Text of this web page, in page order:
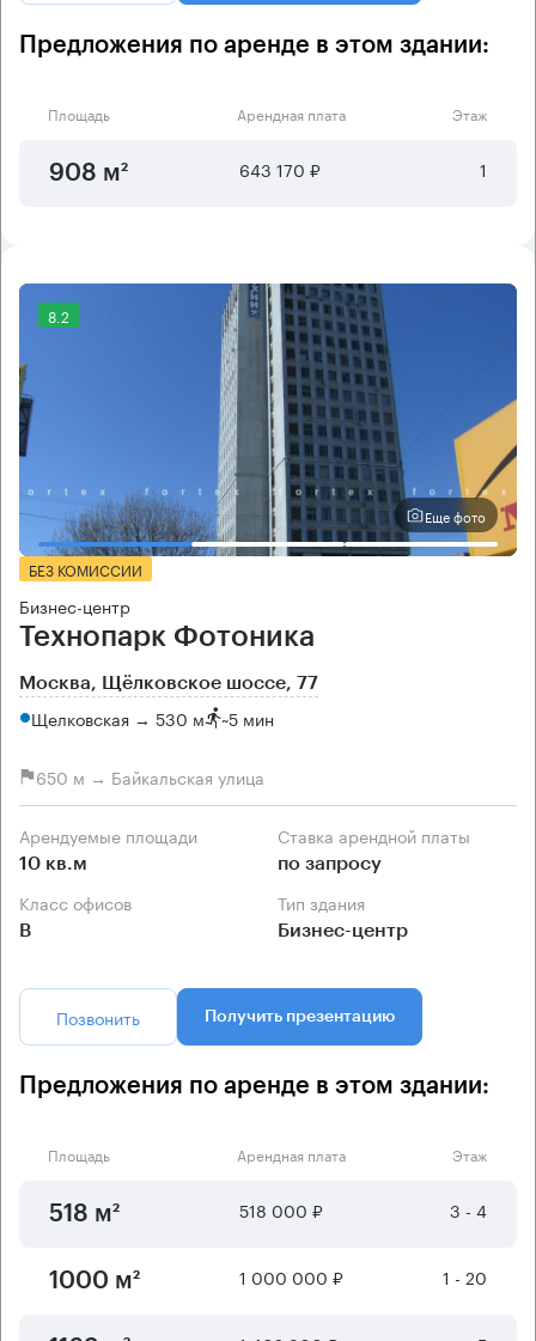
Предложения по аренде в этом здании:
Площадь Арендная плата Этаж
908 м² 643 170 ₽ 1
8.2
Еще фото
БЕЗ КОМИССИИ
Бизнес-центр
Технопарк Фотоника
Москва, Щёлковское шоссе, 77
Щелковская → 530 м ~5 мин
650 м → Байкальская улица
Арендуемые площади
10 кв.м
Ставка арендной платы
по запросу
Класс офисов
B
Тип здания
Бизнес-центр
Позвонить Получить презентацию
Предложения по аренде в этом здании:
Площадь Арендная плата Этаж
518 м² 518 000 ₽ 3 - 4
1000 м² 1 000 000 ₽ 1 - 20